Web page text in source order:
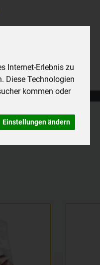
Internet-Erlebnis zu
Diese Technologien
kommen oder
Einstellungen ändern